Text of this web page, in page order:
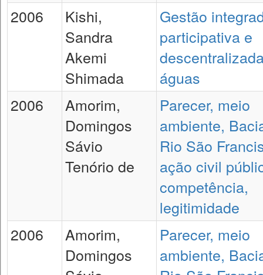
2006
Kishi,
Sandra
Akemi
Shimada
Gestão
participativa e
águas
2006
Amorim,
Domingos
Sávio
Tenório de
Parecer, meio
ambiente,
Rio São
ação civil
competência,
legitimidade
2006
Amorim,
Domingos
Parecer, meio
ambiente,